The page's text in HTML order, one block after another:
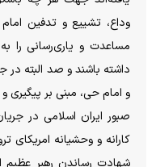
وداع، تشییع و تدفین
مساعدت و یاری‌رسانی را
داشته باشند و صد البته
و امام حی، مبنی بر
صبور ایران اسلامی در
کارانه و وحشیانه
شهادت رساندن رهبر عظیم